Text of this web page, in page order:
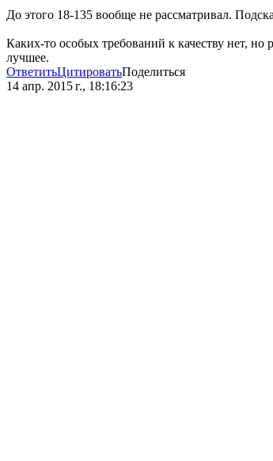
До этого 18-135 вообще не рассматривал.
Каких-то особых требований к качеству нет, но
лучшее.
ОтветитьЦитироватьПоделиться
14 апр. 2015 г., 18:16:23